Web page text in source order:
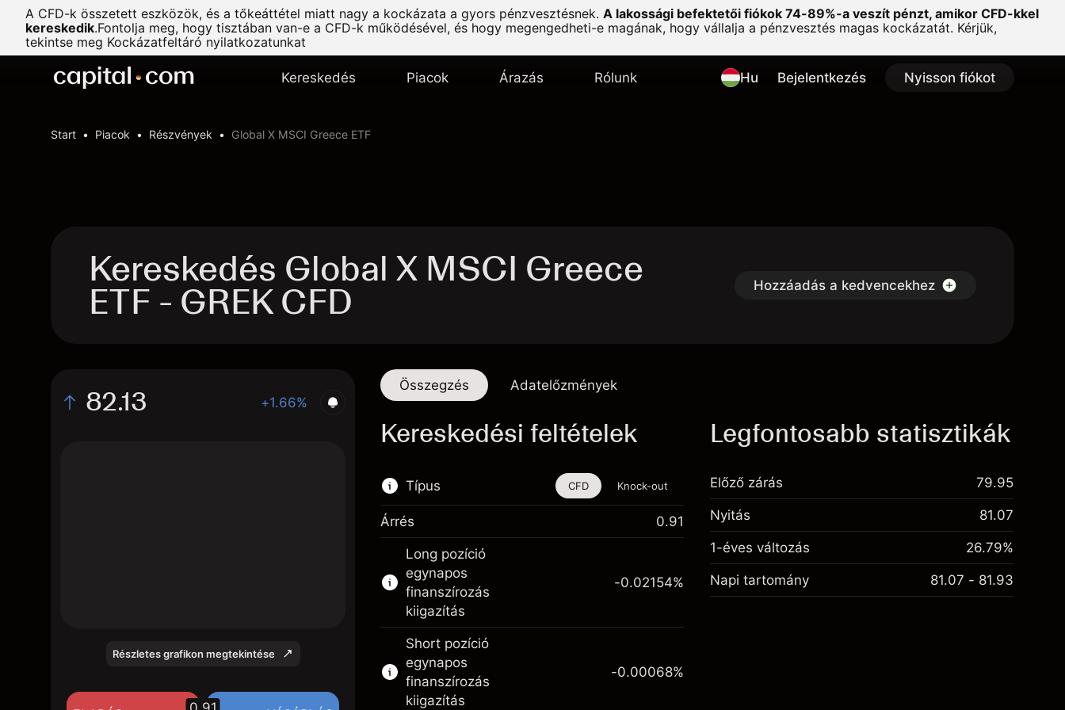
A CFD-k összetett eszközök, és a tőkeáttétel miatt nagy a kockázata a gyors pénzvesztésnek. A lakossági befektetői fiókok 74-89%-a veszít pénzt, amikor CFD-kkel
kereskedik.Fontolja meg, hogy tisztában van-e a CFD-k működésével, és hogy megengedheti-e magának, hogy vállalja a pénzvesztés magas kockázatát. Kérjük,
tekintse meg Kockázatfeltáró nyilatkozatunkat
Kereskedés Piacok Árazás Rólunk Hu Bejelentkezés Nyisson fiókot
Start Piacok Részvények Global X MSCI Greece ETF
Kereskedés Global X MSCI Greece
ETF - GREK CFD Hozzáadás a kedvencekhez
82.13 +1.66%
Részletes grafikon megtekintése
Összegzés Adatelőzmények
Kereskedési feltételek
Típus
Ez a pénzügyi eszköz CFD-ken és Knock-
outokon keresztül is kereskedhető.
Bővebb információk:
CFD-k
Knock-outok
CFD Knock-out
Árrés 0.91
Long pozíció
egynapos
finanszírozás
kiigazítás
-0.02154%
Short pozíció
egynapos
finanszírozás
kiigazítás
-0.00068%
Legfontosabb statisztikák
Előző zárás 79.95
Nyitás 81.07
1-éves változás 26.79%
Napi tartomány 81.07 - 81.93